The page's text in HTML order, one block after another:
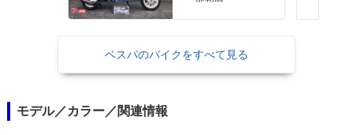
ベスパのバイクをすべて見る
モデル／カラー／関連情報